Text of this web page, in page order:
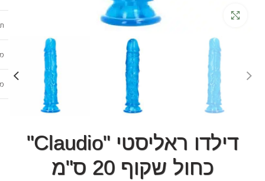
דילדו ראליסטי "Claudio"
כחול שקוף 20 ס"מ